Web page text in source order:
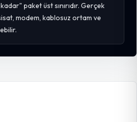
paket üst sınırıdır. Gerçek
modem, kablosuz ortam ve